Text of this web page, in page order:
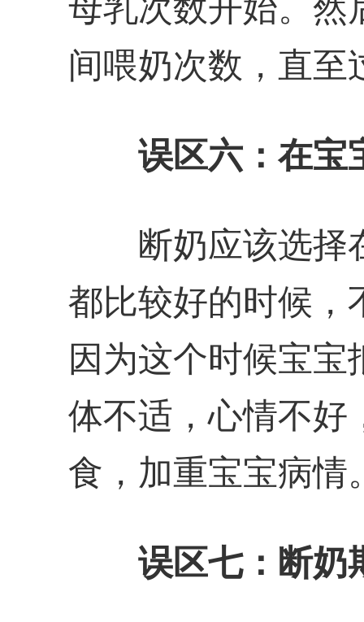
母乳次数开始。然
间喂奶次数，直至
误区六：在宝
断奶应该选择
都比较好的时候，
因为这个时候宝
体不适，心情不好
食，加重宝宝病情
误区七：断奶